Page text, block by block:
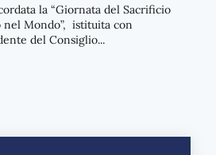
la “Giornata del Sacrificio
Mondo”, istituita con
del Consiglio...